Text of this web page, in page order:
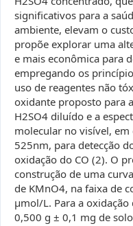
significativos para a
ambiente, elevam o
propõe explorar uma
e mais econômica para
empregando os
uso de reagentes não
oxidante proposto para
H2SO4 diluído e a
molecular no visível,
525nm, para detecção
oxidação do CO (2). O
construção de uma
de KMnO4, na faixa de
µmol/L. Para a oxidação
0,500 g ± 0,1 mg de